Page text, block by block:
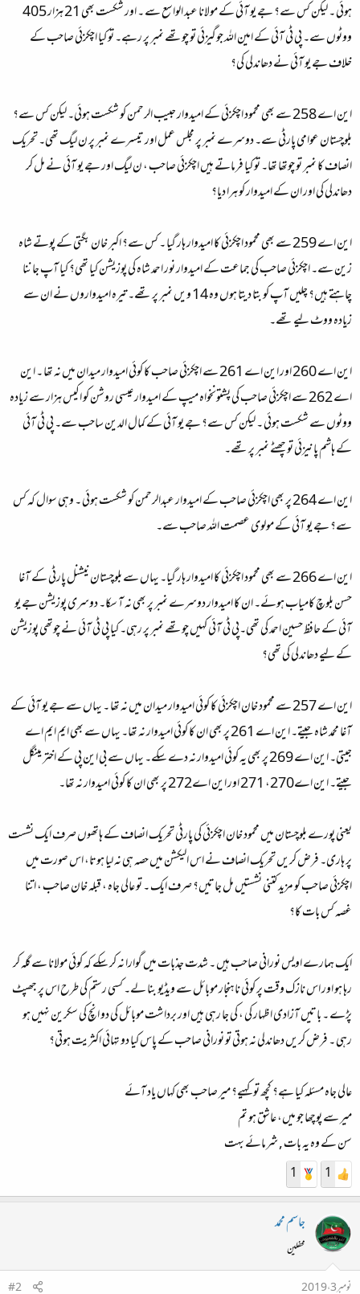
ہوئی ۔ لیکن کس سے؟ جے یو آئی کے مولانا عبد الواسع سے ۔ اور شکست بھی 21 ہزار 405
ووٹوں سے۔ پی ٹی آئی کے امین اللہ جوگیزئی تو چوتھے نمبر پر رہے۔ تو کیا اچکزئی صاحب کے
خلاف جے یو آئی نے دھاندلی کی؟
این اے 258 سے بھی محمود اچکزئی کے امیدوار حبیب الرحمن کو شکست ہوئی۔ لیکن کس سے؟
بلوچستان عوامی پارٹی سے۔ دوسرے نمبر پر مجلس عمل اور تیسرے نمبر پر ن لیگ تھی۔ تحریک
انصاف کا نمبر تو چوتھا تھا۔ تو کیا فرماتے ہیں اچکزئی صاحب ، ن لیگ اور جے یو آئی نے مل کر
دھاندلی کی اور ان کے امیدوار کو ہرا دیا؟
این اے 259 سے بھی محمود اچکزئی کا امیدوار ہار گیا ۔ کس سے؟ اکبر خان بگتی کے پوتے شاہ
زین سے۔ اچکزئی صاحب کی جماعت کے امیدوار نور احمد شاہ کی پوزیشن کیا تھی؟ کیا آپ جاننا
چاہتے ہیں؟ چلیں آپ کو بتا دیتا ہوں وہ 14 ویں نمبر پر تھے۔ تیرہ امیدواروں نے ان سے
زیادہ ووٹ لیے تھے۔
این اے 260 اور این اے 261 سے اچکزئی صاحب کا کوئی امیدوار میدان میں نہ تھا ۔ این
اے 262 سے اچکزئی صاحب کی پشتونخواہ میپ کے امیدوار عیسی روشن کو اکیس ہزار سے زیادہ
ووٹوں سے شکست ہوئی ۔ لیکن کس سے؟ جے یو آئی کے کمال الدین ساحب سے۔ پی ٹی آئی
کے ہاشم پانیزئی تو چھٹے نمبر پر تھے۔
این اے 264 پر بھی اچکزئی صاحب کے امیدوار عبدالرحمن کو شکست ہوئی ۔ وہی سوال کہ کس
سے؟ جے یو آئی کے مولوی عصمت اللہ صاحب سے۔
این اے 266 سے بھی محمود اچکزئی کا امیدوار ہار گیا۔ یہاں سے بلوچستان نیشنل پارٹی کے آغا
حسن بلوچ کامیاب ہوئے۔ ان کا امیدوار دوسرے نمبر پر بھی نہ آ سکا۔ دوسری پوزیشن جے یو
آئی کے حافظ حسین احمد کی تھی۔پی ٹی آئی کہیں چوتھے نمبر پر رہی۔ کیا پی ٹی آئی نے چوتھی پوزیشن
کے لیے دھاندلی کی تھی؟
این اے 257 سے محمود خان اچکزئی کا کوئی امیدوار میدان میں نہ تھا ۔ یہاں سے جے یو آئی کے
آغا محمد شاہ جیتے۔ این اے 261 پر بھی ان کا کوئی امیدوار نہ تھا۔ یہاں سے بھی ایم ایم اے
جیتی۔ این اے 269 پر بھی یہ کوئی امیدوار نہ دے سکے۔ یہاں سے بی این پی کے اختر مینگل
جیتے۔ این اے270، 271 اور این اے272 پر بھی ان کا کوئی امیدوار نہ تھا۔
یعنی پورے بلوچستان میں محمود خان اچکزئی کی پارٹی تحریک انصاف کے ہاتھوں صرف ایک نشست
پر ہاری۔ فرض کریں تحریک انصاف نے اس الیکشن میں حصہ ہی نہ لیا ہوتا، اس صورت میں
اچکزئی صاحب کو مزید کتنی نشستیں مل جاتیں؟ صرف ایک ۔ تو عالی جاہ ، قبلہ خان صاحب ، اتنا
غصہ کس بات کا؟
ایک ہمارے اویس نورانی صاحب ہیں ۔ شدت جذبات میں گوارا نہ کر سکے کہ کوئی مولانا سے گلہ کر
رہا ہو اور اس نازک وقت پر کوئی ناہنجار موبائل سے ویڈیو بنا لے۔ کسی رستم کی طرح اس پر جھپٹ
پڑے ۔ باتیں آزادی اظہار کی ، کی جا رہی ہیں اور برداشت موبائل کی دو انچ کی سکرین نہیں ہو
رہی ۔ فرض کریں دھاندلی نہ ہوتی تو نورانی صاحب کے پاس کیا دو تہائی اکثریت ہوتی؟
عالی جاہ مسئلہ کیا ہے؟ کچھ تو کہیے؟ میر صاحب بھی کہاں یاد آئے
میر سے پوچھا جو میں، عاشق ہو تم
سن کے وہ یہ بات , شرمائے بہت
1
1
جاسم محمد
محفلین
نومبر 3، 2019
#2